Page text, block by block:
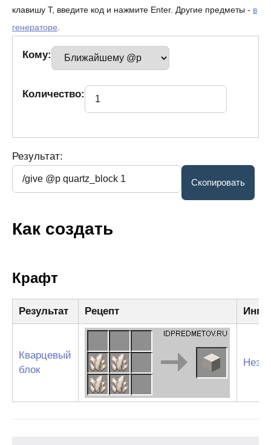
клавишу T, введите код и нажмите Enter. Другие предметы - в
генераторе.
Кому:
Количество:
Результат:
Как создать
Крафт
Результат Рецепт
Кварцевый
блок